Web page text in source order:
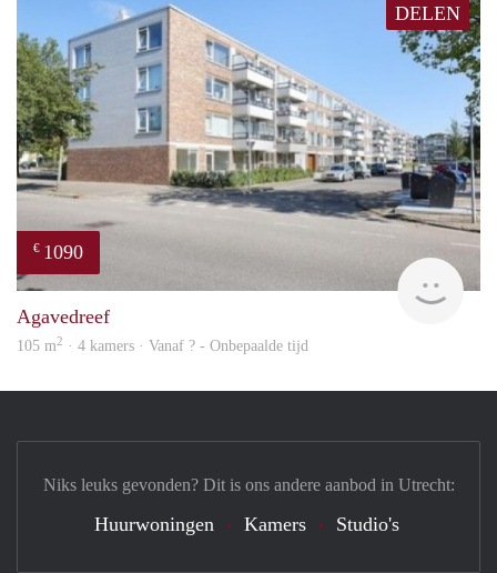
DELEN
€ 1090
Agavedreef
105 m2 · 4 kamers · Vanaf ? - Onbepaalde tijd
Niks leuks gevonden? Dit is ons andere aanbod in Utrecht:
Huurwoningen Kamers Studio's